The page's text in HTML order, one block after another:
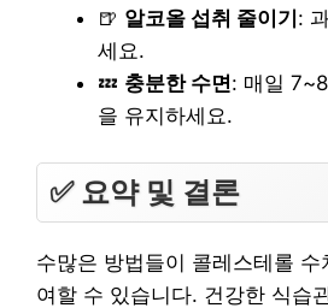
🍺 알코올 섭취 줄이기:
세요.
💤 충분한 수면: 매일
을 유지하세요.
✅ 요약 및 결론
수많은 방법들이 콜레스테롤 수
여할 수 있습니다. 건강한 식습